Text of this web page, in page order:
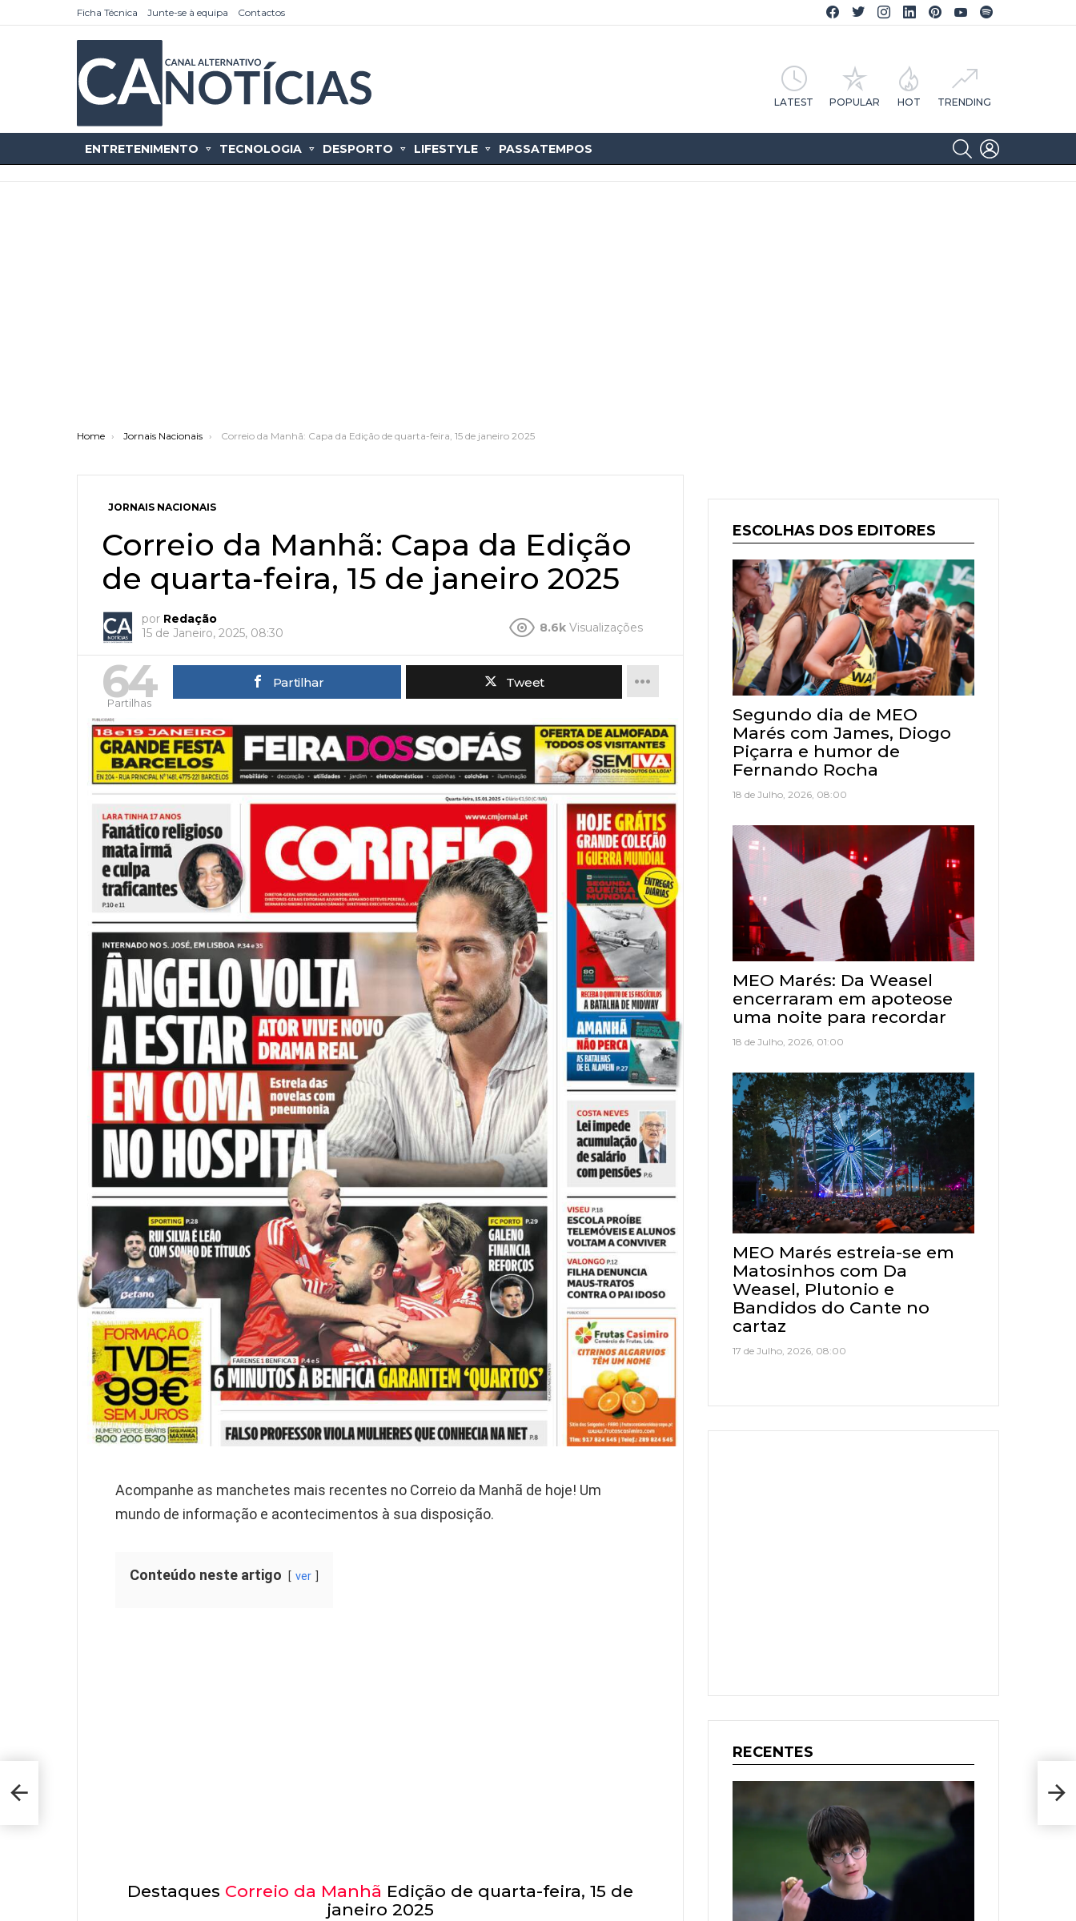
Ficha Técnica Junte-se à equipa Contactos
Facebook CA Notícias
Twitter CA Notícias
Instagram CA Notícias
Linkedin CA Notícias
Pinterest CA Notícias
YouTube CA Notícias
LATEST POPULAR HOT TRENDING
ENTRETENIMENTO TECNOLOGIA DESPORTO LIFESTYLE PASSATEMPOS
SEARCH
You are here:
Home Jornais Nacionais Correio da Manhã: Capa da Edição de quarta-feira, 15 de janeiro 2025
JORNAIS NACIONAIS
Correio da Manhã: Capa da Edição
de quarta-feira, 15 de janeiro 2025
por Redação
15 de Janeiro, 2025, 08:30
8.6k Visualizações
64
Partilhas
Partilhar Tweet
Acompanhe as manchetes mais recentes no Correio da Manhã de hoje! Um
mundo de informação e acontecimentos à sua disposição.
Conteúdo neste artigo ver
Destaques Correio da Manhã Edição de quarta-feira, 15 de
janeiro 2025
O
ESCOLHAS DOS EDITORES
Segundo dia de MEO
Marés com James, Diogo
Piçarra e humor de
Fernando Rocha
18 de Julho, 2026, 08:00
MEO Marés: Da Weasel
encerraram em apoteose
uma noite para recordar
18 de Julho, 2026, 01:00
MEO Marés estreia-se em
Matosinhos com Da
Weasel, Plutonio e
Bandidos do Cante no
cartaz
17 de Julho, 2026, 08:00
RECENTES